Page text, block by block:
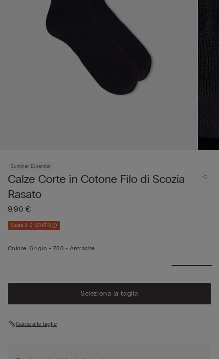
Summer Essential
Calze Corte in Cotone Filo di Scozia
Rasato
9,90 €
Calze 3+3 GRATIS
Colore: Grigio - 780 - Antracite
Seleziona la taglia
Guida alle taglie